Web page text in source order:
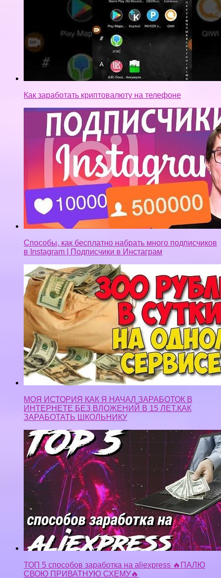
Способы, как бесплатно набрать много подписчиков
в Instagram | Подписчики в Инстаграм
МОЯ ИСТОРИЯ КАК Я НАЧАЛ ЗАРАБОТОК В
ИНТЕРНЕТЕ БЕЗ ВЛОЖЕНИЙ В 15 ЛЕТ.КАК
ЗАРАБОТАТЬ ШКОЛЬНИКУ
ТОП 5 способов заработка на aliexpress 🔥ПАЛЮ
СВОЮ ПРИВАТНУЮ СХЕМУ🔥